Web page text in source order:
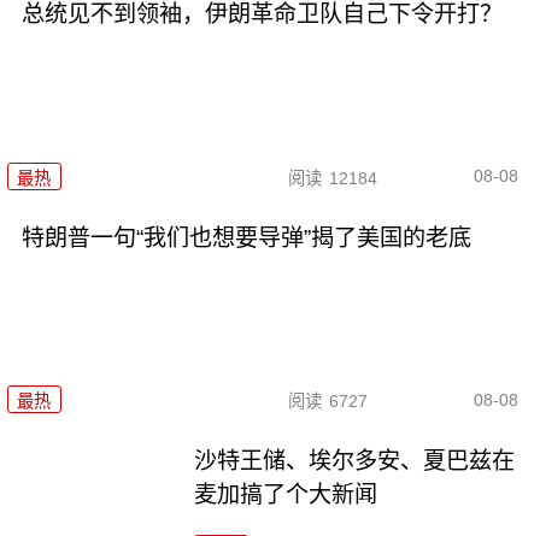
总统见不到领袖，伊朗革命卫队自己下令开打？
最热 阅读 12184 08-08
特朗普一句“我们也想要导弹”揭了美国的老底
最热 阅读 6727 08-08
沙特王储、埃尔多安、夏巴兹在
麦加搞了个大新闻